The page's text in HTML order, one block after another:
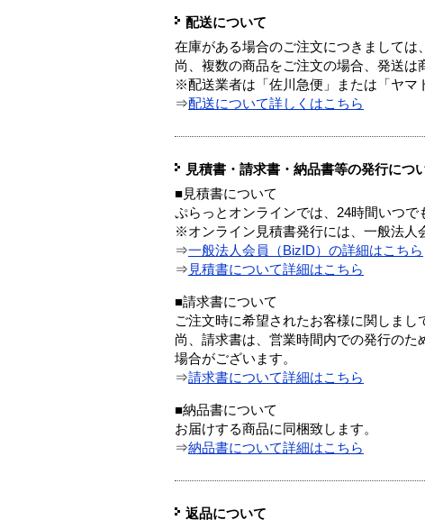
配送について
在庫がある場合のご注文につきましては
尚、複数の商品をご注文の場合、発送は
※配送業者は「佐川急便」または「ヤマ
⇒配送について詳しくはこちら
見積書・請求書・納品書等の発行につ
■見積書について
ぷらっとオンラインでは、24時間いつで
※オンライン見積書発行には、一般法人
⇒一般法人会員（BizID）の詳細はこちら
⇒ 見積書について詳細はこちら
■請求書について
ご注文時に希望されたお客様に関しまし
尚、請求書は、営業時間内での発行の
場合がございます。
⇒請求書について詳細はこちら
■納品書について
お届けする商品に同梱致します。
⇒納品書について詳細はこちら
返品について